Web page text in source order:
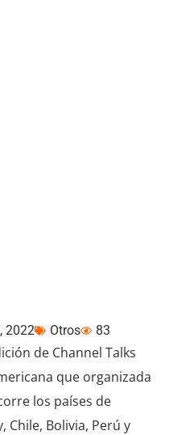
2022 Otros 83
de Channel Talks
que organizada
los países de
Chile, Bolivia, Perú y